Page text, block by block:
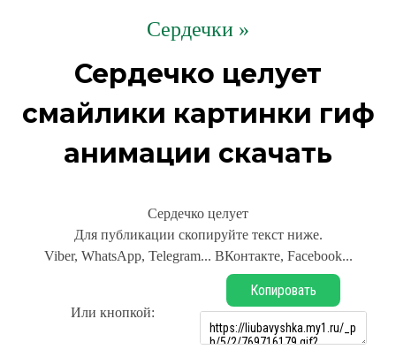
Сердечки »
Сердечко целует
смайлики картинки гиф
анимации скачать
Сердечко целует
Для публикации скопируйте текст ниже.
Viber, WhatsApp, Telegram... ВКонтакте, Facebook...
Или кнопкой:
Копировать